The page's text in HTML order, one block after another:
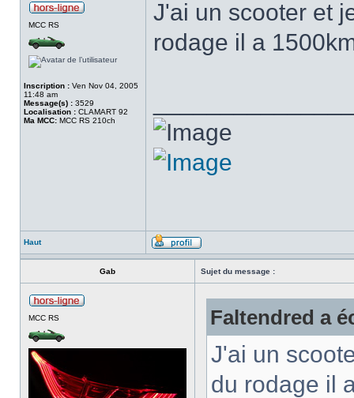
MCC RS
Inscription : Ven Nov 04, 2005
11:48 am
Message(s) : 3529
Localisation : CLAMART 92
Ma MCC: MCC RS 210ch
J'ai un scooter et
rodage il a
Haut
Gab Sujet du message :
MCC RS Faltendred a
J'ai un
du rodage il